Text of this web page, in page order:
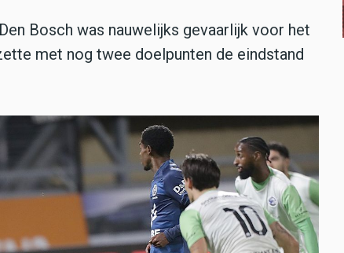
Bosch was nauwelijks gevaarlijk voor het
met nog twee doelpunten de eindstand